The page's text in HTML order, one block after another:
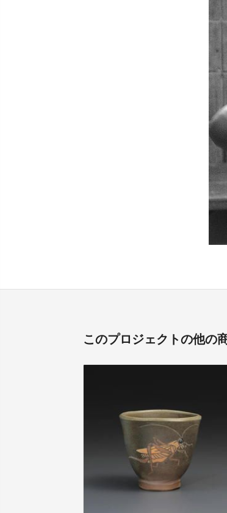
このプロジェクトの他の